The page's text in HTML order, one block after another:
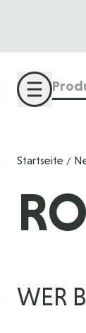
Suche
Startseite /
WER